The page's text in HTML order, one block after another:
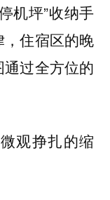
机坪”收纳手
住宿区的晚
过全方位的
观挣扎的缩